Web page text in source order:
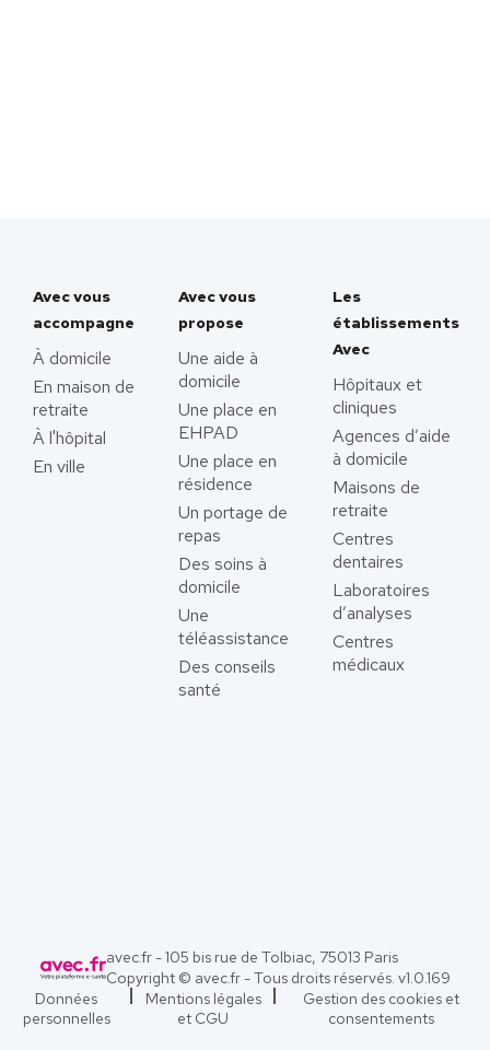
Avec vous
accompagne
À domicile
En maison de
retraite
À l'hôpital
En ville
Avec vous
propose
Une aide à
domicile
Une place en
EHPAD
Une place en
résidence
Un portage de
repas
Des soins à
domicile
Une
téléassistance
Des conseils
santé
Les
établissements
Avec
Hôpitaux et
cliniques
Agences d’aide
à domicile
Maisons de
retraite
Centres
dentaires
Laboratoires
d’analyses
Centres
médicaux
avec.fr - 105 bis rue de Tolbiac, 75013 Paris
Copyright © avec.fr - Tous droits réservés. v1.0.169
Données
personnelles
Mentions légales
et CGU
Gestion des cookies et
consentements